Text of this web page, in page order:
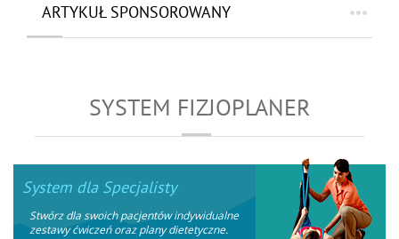
ARTYKUŁ SPONSOROWANY
SYSTEM FIZJOPLANER
System dla Specjalisty
Stwórz dla swoich pacjentów indywidualne
zestawy ćwiczeń oraz plany dietetyczne.